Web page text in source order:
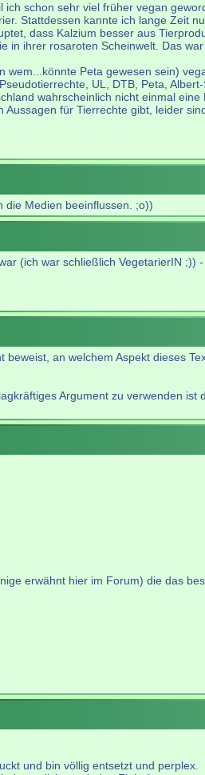
schon sehr viel früher vegan
Stattdessen kannte ich lange Zeit
dass Kalzium besser aus
in ihrer rosaroten Scheinwelt. Das
Peta gewesen sein)
UL, DTB, Peta,
wahrscheinlich nicht einmal
für Tierrechte gibt, leider
die Medien beeinflussen. ;o))
(ich war schließlich VegetarierIN
beweist, an welchem Aspekt dieses
Argument zu verwenden
erwähnt hier im Forum) die das
und bin völlig entsetzt und perplex.